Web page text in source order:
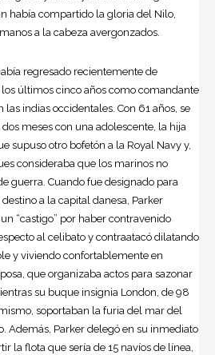
había compartido la gloria del Nilo,
a la cabeza avergonzados.
regresado recientemente de
últimos cinco años como comandante
las indias occidentales. Con 61 años, se
meses con una adolescente, la hija
supuso otro bofetón a la Royal Navy y,
consideraba que los marinos no
guerra. Cuando fue designado para
a la capital danesa, Parker
“castigo” por haber contravenido
al celibato y contraatacó dilatando
y viviendo confortablemente en
que organizaba actos para sazonar
su buque insignia London, de 98
soportaban la furia del mar del
Además, Parker delegó en su inmediato
la flota que sería de 15 navíos de línea,